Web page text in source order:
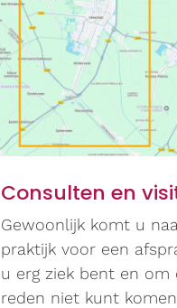
Consulten en
Gewoonlijk komt u
praktijk voor een
u erg ziek bent en om
reden niet kunt